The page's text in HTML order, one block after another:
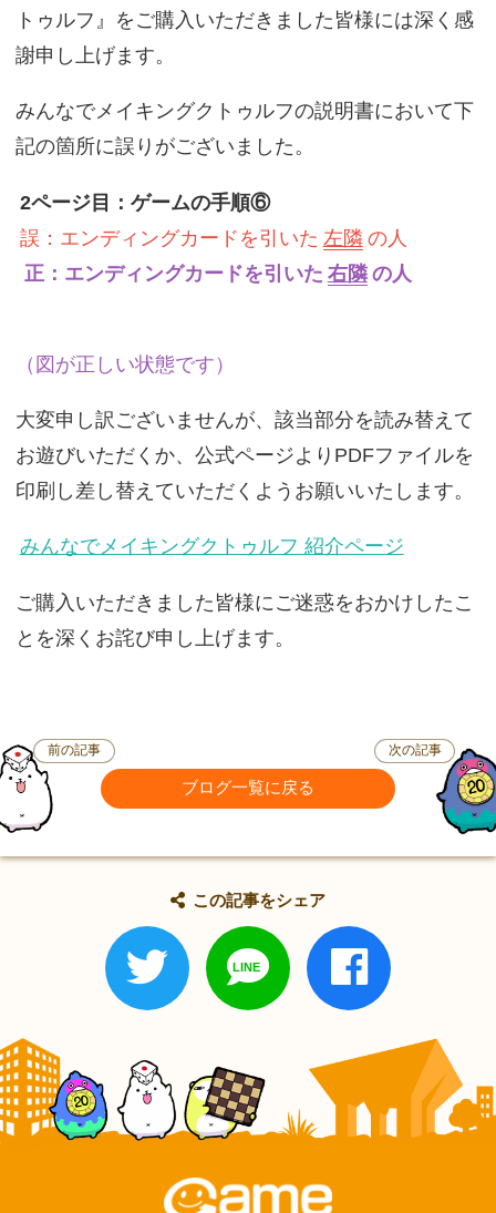
トゥルフ』をご購入いただきました皆様には深く感
謝申し上げます。
みんなでメイキングクトゥルフの説明書において下
記の箇所に誤りがございました。
2ページ目：ゲームの手順⑥
誤：エンディングカードを引いた 左隣 の人
正：エンディングカードを引いた 右隣 の人
（図が正しい状態です）
大変申し訳ございませんが、該当部分を読み替えて
お遊びいただくか、公式ページよりPDFファイルを
印刷し差し替えていただくようお願いいたします。
みんなでメイキングクトゥルフ 紹介ページ
ご購入いただきました皆様にご迷惑をおかけしたこ
とを深くお詫び申し上げます。
前の記事
ブログ一覧に戻る
次の記事
この記事をシェア